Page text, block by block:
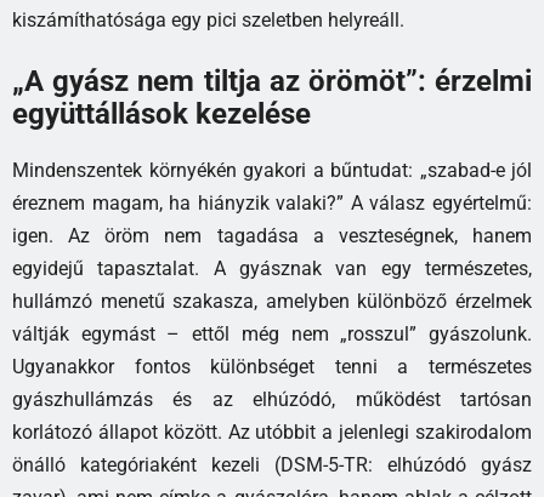
kiszámíthatósága egy pici szeletben helyreáll.
„A gyász nem tiltja az örömöt”: érzelmi
együttállások kezelése
Mindenszentek környékén gyakori a bűntudat: „szabad-e jól
éreznem magam, ha hiányzik valaki?” A válasz egyértelmű:
igen. Az öröm nem tagadása a veszteségnek, hanem
egyidejű tapasztalat. A gyásznak van egy természetes,
hullámzó menetű szakasza, amelyben különböző érzelmek
váltják egymást – ettől még nem „rosszul” gyászolunk.
Ugyanakkor fontos különbséget tenni a természetes
gyászhullámzás és az elhúzódó, működést tartósan
korlátozó állapot között. Az utóbbit a jelenlegi szakirodalom
önálló kategóriaként kezeli (DSM-5-TR: elhúzódó gyász